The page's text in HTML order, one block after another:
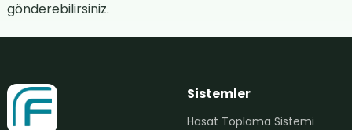
gönderebilirsiniz.
Sistemler
Hasat Toplama Sistemi